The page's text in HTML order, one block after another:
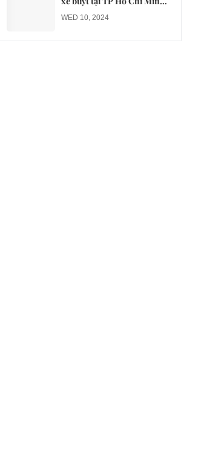
sang xe điện từ năm 2026
WED 10, 2024